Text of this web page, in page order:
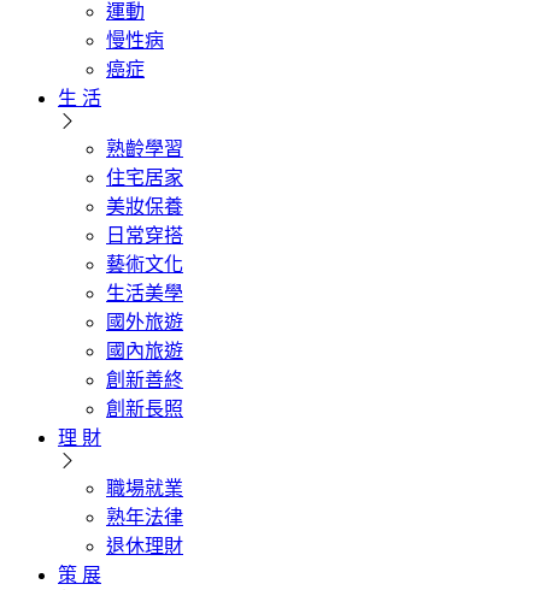
運動
慢性病
癌症
生 活
熟齡學習
住宅居家
美妝保養
日常穿搭
藝術文化
生活美學
國外旅遊
國內旅遊
創新善終
創新長照
理 財
職場就業
熟年法律
退休理財
策 展